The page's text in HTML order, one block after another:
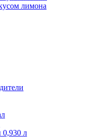
лимона
0,930 л